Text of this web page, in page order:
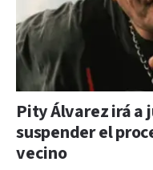
Pity Álvarez irá a
suspender el
vecino